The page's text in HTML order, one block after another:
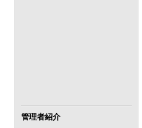
管理者紹介